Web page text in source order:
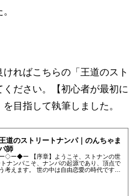
ればこちらの「王道のスト
ださい。【初心者が最初に
目指して執筆しました。
道のストリートナンパ｜のんちゃま
師
ー◆ー 【序章】ようこそ、ストナンの世
ナンパこそ、ナンパの起源であり、頂点で
考えます。 世の中は自由恋愛の時代です。